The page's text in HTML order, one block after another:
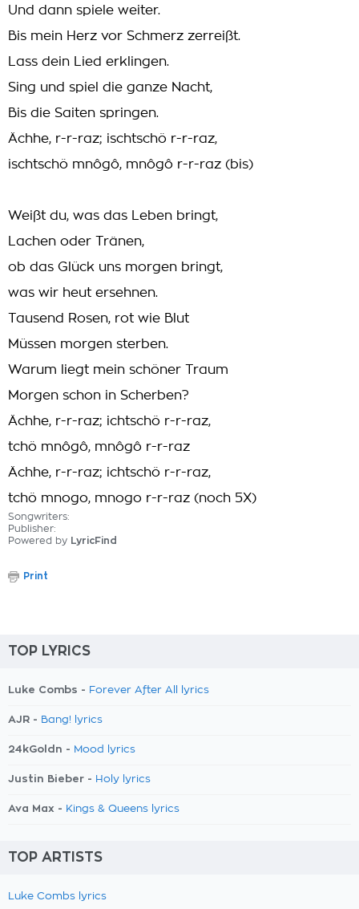
Und dann spiele weiter.
Bis mein Herz vor Schmerz zerreißt.
Lass dein Lied erklingen.
Sing und spiel die ganze Nacht,
Bis die Saiten springen.
Ächhe, r-r-raz; ischtschö r-r-raz,
ischtschö mnôgô, mnôgô r-r-raz (bis)
Weißt du, was das Leben bringt,
Lachen oder Tränen,
ob das Glück uns morgen bringt,
was wir heut ersehnen.
Tausend Rosen, rot wie Blut
Müssen morgen sterben.
Warum liegt mein schöner Traum
Morgen schon in Scherben?
Ächhe, r-r-raz; ichtschö r-r-raz,
tchö mnôgô, mnôgô r-r-raz
Ächhe, r-r-raz; ichtschö r-r-raz,
tchö mnogo, mnogo r-r-raz (noch 5X)
Songwriters:
Publisher:
Powered by LyricFind
Print
TOP LYRICS
Luke Combs - Forever After All lyrics
AJR - Bang! lyrics
24kGoldn - Mood lyrics
Justin Bieber - Holy lyrics
Ava Max - Kings & Queens lyrics
TOP ARTISTS
Luke Combs lyrics